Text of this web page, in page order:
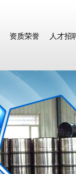
资质荣誉 人才招